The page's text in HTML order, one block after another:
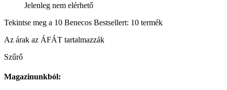
Jelenleg nem elérhető
Tekintse meg a 10 Benecos Bestsellert: 10 termék
Az árak az ÁFÁT tartalmazzák
Szűrő
Magazinunkból: